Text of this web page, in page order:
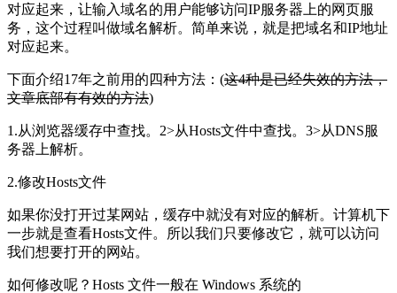
对应起来，让输入域名的用户能够访问IP服务器上的网页服
务，这个过程叫做域名解析。简单来说，就是把域名和IP地址
对应起来。
下面介绍17年之前用的四种方法：(这4种是已经失效的方法，
文章底部有有效的方法)
1.从浏览器缓存中查找。2>从Hosts文件中查找。3>从DNS服
务器上解析。
2.修改Hosts文件
如果你没打开过某网站，缓存中就没有对应的解析。计算机下
一步就是查看Hosts文件。所以我们只要修改它，就可以访问
我们想要打开的网站。
如何修改呢？Hosts 文件一般在 Windows 系统的